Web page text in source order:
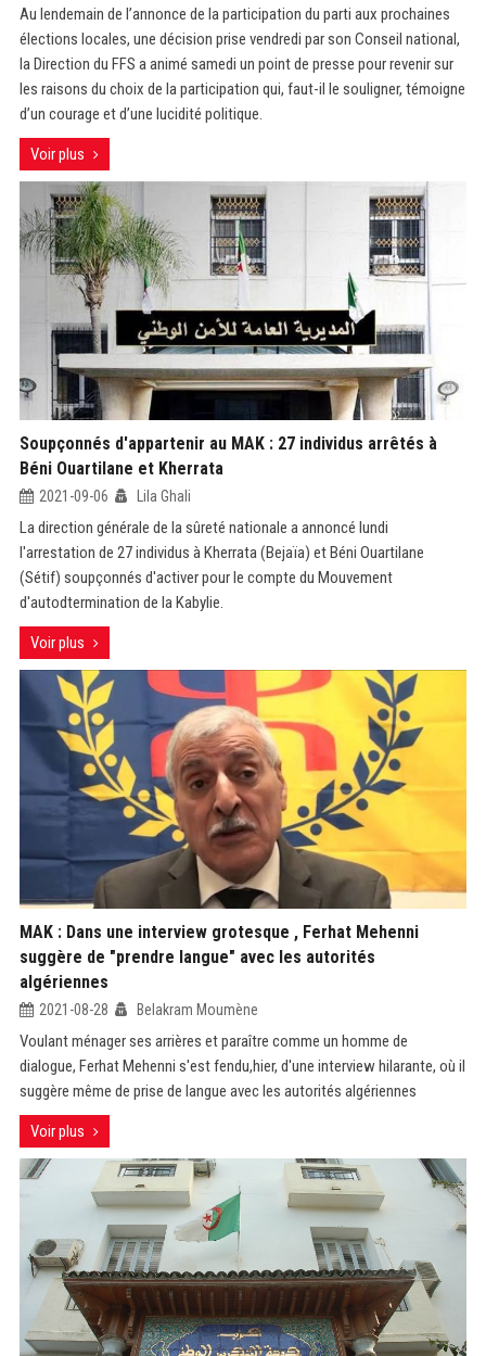
Au lendemain de l’annonce de la participation du parti aux prochaines
élections locales, une décision prise vendredi par son Conseil national,
la Direction du FFS a animé samedi un point de presse pour revenir sur
les raisons du choix de la participation qui, faut-il le souligner, témoigne
d’un courage et d’une lucidité politique.
Voir plus
Soupçonnés d'appartenir au MAK : 27 individus arrêtés à
Béni Ouartilane et Kherrata
2021-09-06 Lila Ghali
La direction générale de la sûreté nationale a annoncé lundi
l'arrestation de 27 individus à Kherrata (Bejaïa) et Béni Ouartilane
(Sétif) soupçonnés d'activer pour le compte du Mouvement
d'autodtermination de la Kabylie.
Voir plus
MAK : Dans une interview grotesque , Ferhat Mehenni
suggère de "prendre langue" avec les autorités
algériennes
2021-08-28 Belakram Moumène
Voulant ménager ses arrières et paraître comme un homme de
dialogue, Ferhat Mehenni s'est fendu,hier, d'une interview hilarante, où il
suggère même de prise de langue avec les autorités algériennes
Voir plus